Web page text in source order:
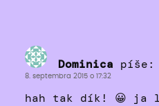
Dominica píše:
8. septembra 2015 o 17:32
hah tak dík! 😀 ja